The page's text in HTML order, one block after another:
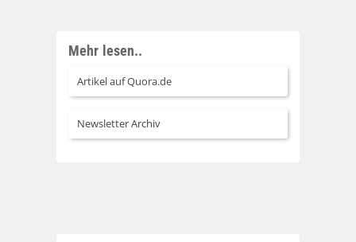
Mehr lesen..
Artikel auf Quora.de
Newsletter Archiv